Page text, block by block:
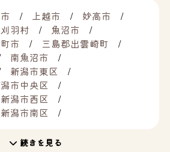
上越市
妙高市
羽村
魚沼市
市
三島郡出雲崎町
南魚沼市
新潟市東区
市中央区
新潟市西区
新潟市南区
続きを見る